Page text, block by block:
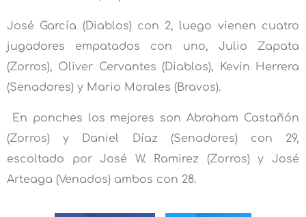
José García (Diablos) con 2, luego vienen cuatro
jugadores empatados con uno, Julio Zapata
(Zorros), Oliver Cervantes (Diablos), Kevin Herrera
(Senadores) y Mario Morales (Bravos).
En ponches los mejores son Abraham Castañón
(Zorros) y Daniel Díaz (Senadores) con 29,
escoltado por José W. Ramirez (Zorros) y José
Arteaga (Venados) ambos con 28.